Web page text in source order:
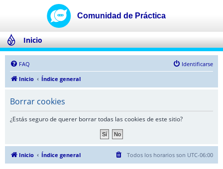
Inicio
FAQ
Identificarse
Inicio
Índice general
Borrar cookies
¿Estás seguro de querer borrar todas las cookies de este sitio?
Inicio Índice general Todos los horarios son UTC-06:00